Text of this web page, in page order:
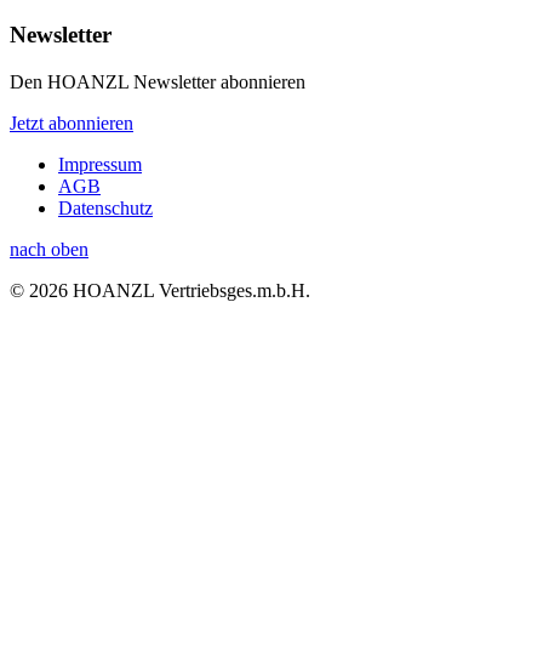
Newsletter
Den HOANZL Newsletter abonnieren
Jetzt abonnieren
Impressum
AGB
Datenschutz
nach oben
© 2026 HOANZL Vertriebsges.m.b.H.